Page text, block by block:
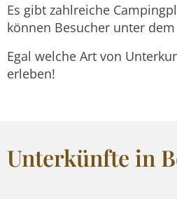
Es gibt zahlreiche
können Besucher unter
Egal welche Art von
erleben!
Unterkünfte in